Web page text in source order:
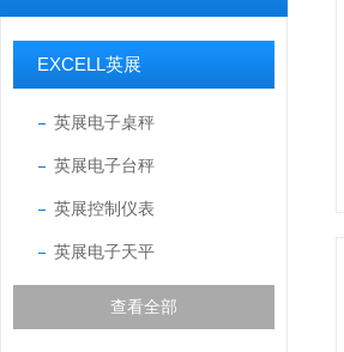
EXCELL英展
英展电子桌秤
英展电子台秤
英展控制仪表
英展电子天平
查看全部